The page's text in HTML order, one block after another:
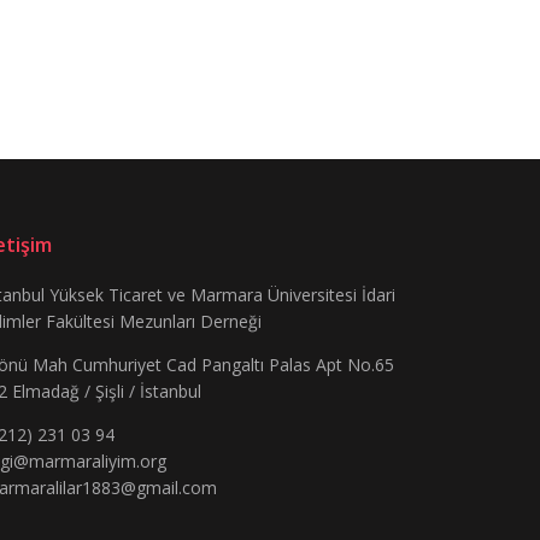
Yüksek Ticaret ve Marmara Üniversitesi İdari
Fakültesi Mezunları Derneği
Mah Cumhuriyet Cad Pangaltı Palas Apt No.65
Elmadağ / Şişli / İstanbul
231 03 94